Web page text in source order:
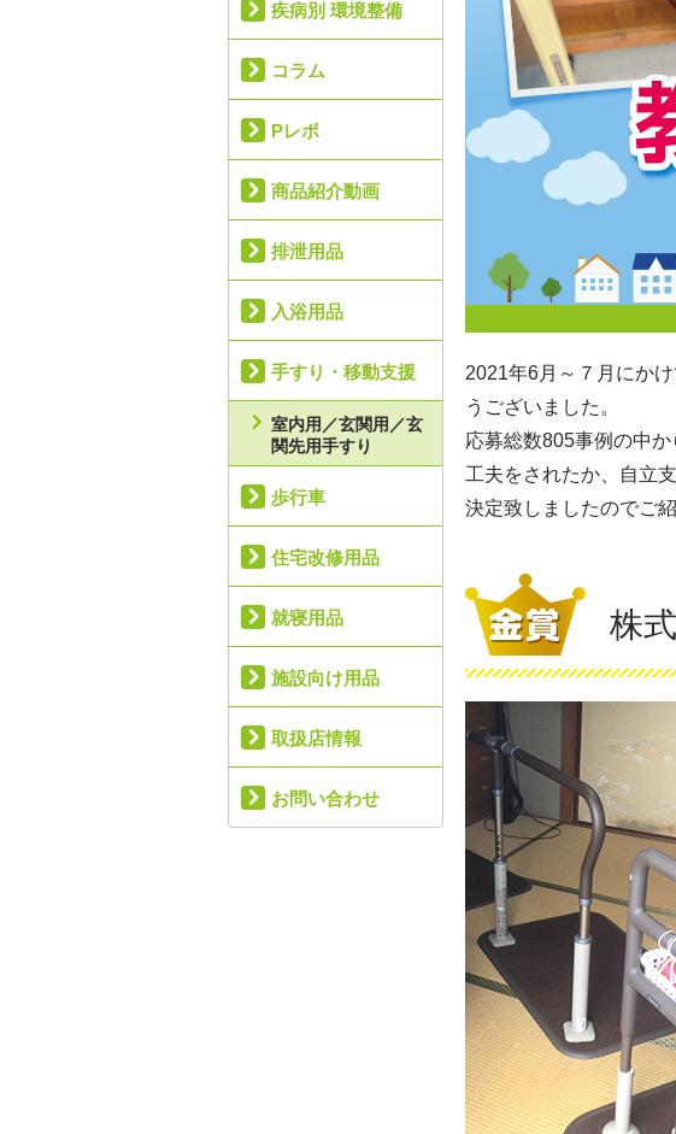
2021年6月～７月にか
うございました。
応募総数805事例の中
工夫をされたか、自立
決定致しましたのでご紹
株
疾病別 環境整備
コラム
Pレポ
商品紹介動画
排泄用品
入浴用品
手すり・移動支援
室内用／玄関用／玄
関先用手すり
歩行車
住宅改修用品
就寝用品
施設向け用品
取扱店情報
お問い合わせ